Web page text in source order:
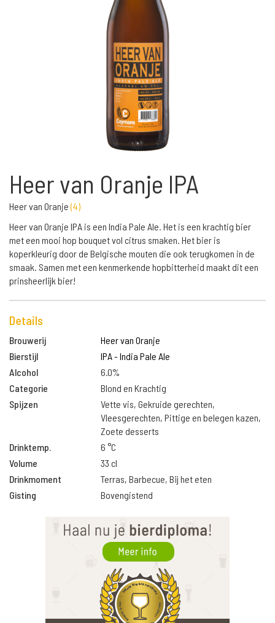
Heer van Oranje IPA
Heer van Oranje(4)
Heer van Oranje IPA is een India Pale Ale. Het is een krachtig bier
met een mooi hop bouquet vol citrus smaken. Het bier is
koperkleurig door de Belgische mouten die ook terugkomen in de
smaak. Samen met een kenmerkende hopbitterheid maakt dit een
prinsheerlijk bier!
Details
Brouwerij
Heer van Oranje
Bierstijl
IPA - India Pale Ale
Alcohol
6.0%
Categorie
Blond en Krachtig
Spijzen
Vette vis, Gekruide gerechten,
Vleesgerechten, Pittige en belegen kazen,
Zoete desserts
Drinktemp.
6 °C
Volume
33 cl
Drinkmoment
Terras, Barbecue, Bij het eten
Gisting
Bovengistend